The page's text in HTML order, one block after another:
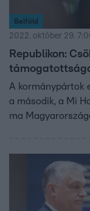
Belföld
2022. október 29.
Republikon:
A kormánypártok
a második, a Mi
ma